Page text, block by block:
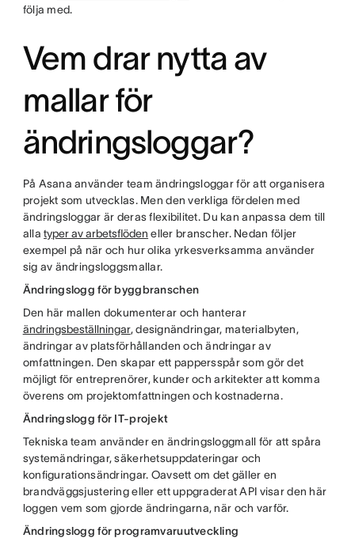
följa med.
Vem drar nytta av
mallar för
ändringsloggar?
På Asana använder team ändringsloggar för att organisera
projekt som utvecklas. Men den verkliga fördelen med
ändringsloggar är deras flexibilitet. Du kan anpassa dem till
allatyper av arbetsflöden eller branscher. Nedan följer
exempel på när och hur olika yrkesverksamma använder
sig av ändringsloggsmallar.
Ändringslogg för byggbranschen
Den här mallen dokumenterar och hanterar
ändringsbeställningar, designändringar, materialbyten,
ändringar av platsförhållanden och ändringar av
omfattningen. Den skapar ett pappersspår som gör det
möjligt för entreprenörer, kunder och arkitekter att komma
överens om projektomfattningen och kostnaderna.
Ändringslogg för IT-projekt
Tekniska team använder en ändringsloggmall för att spåra
systemändringar, säkerhetsuppdateringar och
konfigurationsändringar. Oavsett om det gäller en
brandväggsjustering eller ett uppgraderat API visar den här
loggen vem som gjorde ändringarna, när och varför.
Ändringslogg för programvaruutveckling